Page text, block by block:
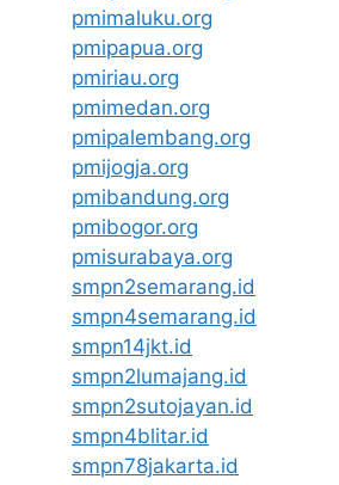
pmimaluku.org
pmipapua.org
pmiriau.org
pmimedan.org
pmipalembang.org
pmijogja.org
pmibandung.org
pmibogor.org
pmisurabaya.org
smpn2semarang.id
smpn4semarang.id
smpn14jkt.id
smpn2lumajang.id
smpn2sutojayan.id
smpn4blitar.id
smpn78jakarta.id